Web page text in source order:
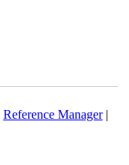
|Reference Manager